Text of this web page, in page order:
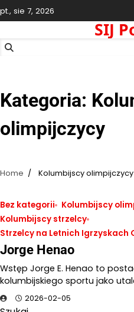
Skip
to
pt., sie 7, 2026
SIJ
Kategoria:
olimpijczycy
Home Kolumbijscy olimpijczycy
Bez kategorii
Kolumbijscy
Kolumbijscy strzelcy
Strzelcy na Letnich Igrzyskach
Jorge Henao
Wstęp Jorge E. Henao to
kolumbijskiego sportu jako
2026-02-05